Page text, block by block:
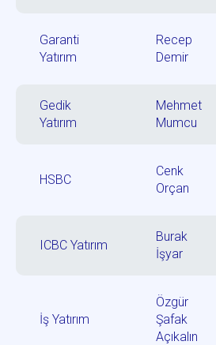
Garanti
Yatırım
Recep
Demir
Gedik
Yatırım
Mehmet
Mumcu
HSBC
Cenk
Orçan
ICBC Yatırım
Burak
İşyar
İş Yatırım
Özgür
Şafak
Açıkalın